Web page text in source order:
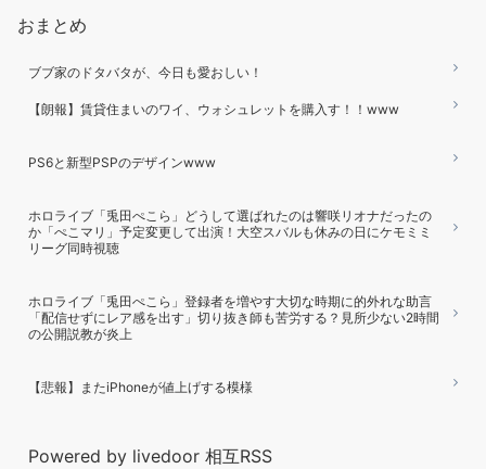
おまとめ
ブブ家のドタバタが、今日も愛おしい！
【朗報】賃貸住まいのワイ、ウォシュレットを購入す！！www
PS6と新型PSPのデザインwww
ホロライブ「兎田ぺこら」どうして選ばれたのは響咲リオナだったの
か「ぺこマリ」予定変更して出演！大空スバルも休みの日にケモミミ
リーグ同時視聴
ホロライブ「兎田ぺこら」登録者を増やす大切な時期に的外れな助言
「配信せずにレア感を出す」切り抜き師も苦労する？見所少ない2時間
の公開説教が炎上
【悲報】またiPhoneが値上げする模様
Powered by livedoor 相互RSS